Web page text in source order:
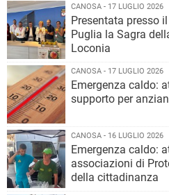
CANOSA - 17 LUGLIO 2026
Presentata presso
Puglia la Sagra
Loconia
CANOSA - 17 LUGLIO 2026
Emergenza caldo:
supporto per
CANOSA - 16 LUGLIO 2026
Emergenza caldo:
associazioni di
della cittadinanza